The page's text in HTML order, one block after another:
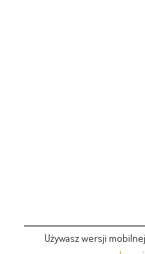
Używasz wersji